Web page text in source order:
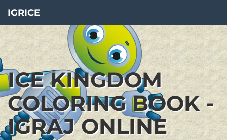
IGRICE
ICE KINGDOM
COLORING BOOK -
IGRAJ ONLINE